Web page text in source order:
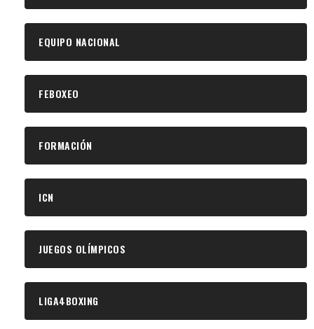
EQUIPO NACIONAL
FEBOXEO
FORMACIÓN
ICN
JUEGOS OLÍMPICOS
LIGA4BOXING